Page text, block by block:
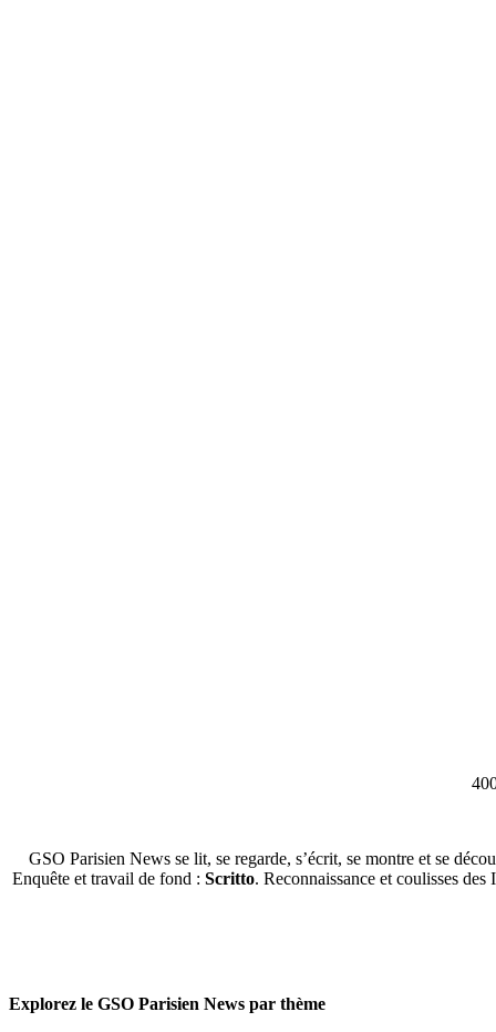
GSO Parisien News se lit, se regarde, s’écrit, se montre et se
Enquête et travail de fond : Scritto. Reconnaissance et coulisses
Explorez le GSO Parisien News par thème